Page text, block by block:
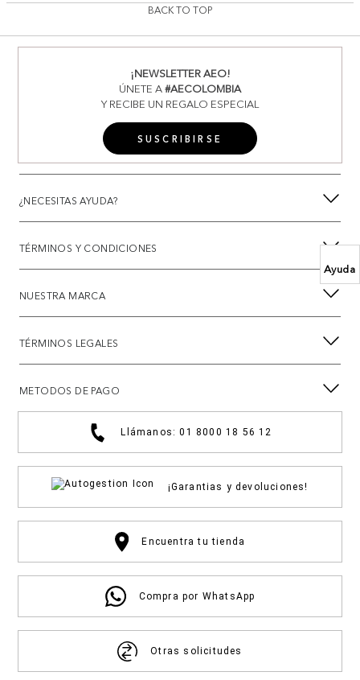
Ayuda
BACK TO TOP
¡NEWSLETTER AEO!
ÚNETE A#AECOLOMBIA
Y RECIBE UN REGALO ESPECIAL
SUSCRIBIRSE
¿NECESITAS AYUDA?
TÉRMINOS Y CONDICIONES
NUESTRA MARCA
TÉRMINOS LEGALES
METODOS DE PAGO
Llámanos: 01 8000 18 56 12
¡Garantias y devoluciones!
Encuentra tu tienda
Compra por WhatsApp
Otras solicitudes